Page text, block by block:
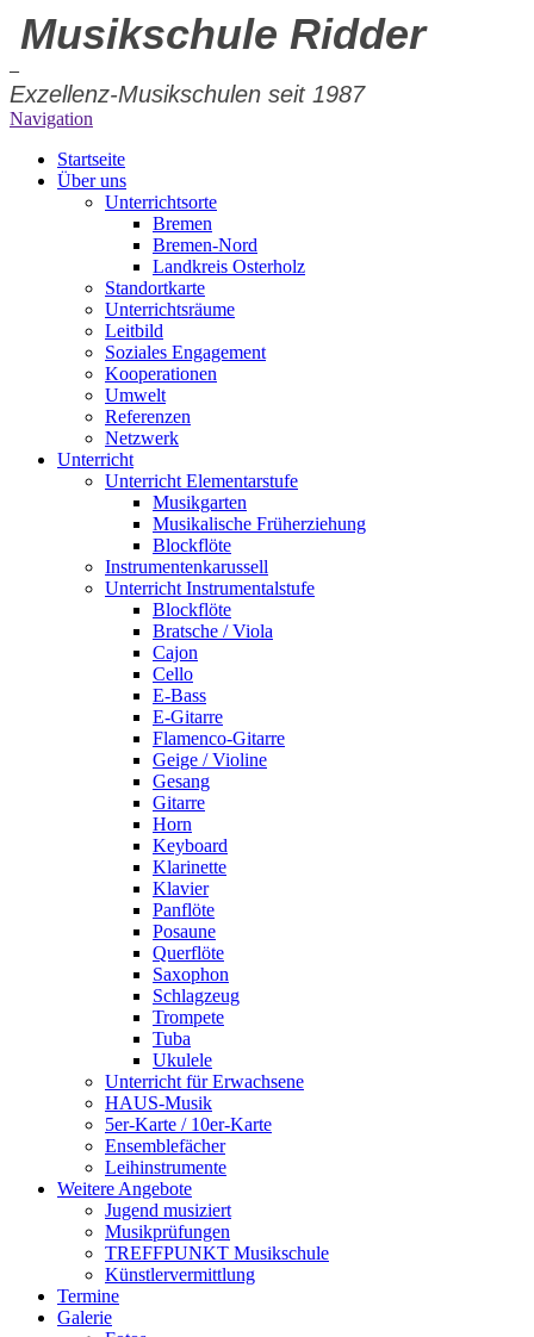
Musikschule Ridder
–
Exzellenz-Musikschulen seit 1987
Navigation
Startseite
Über uns
Unterrichtsorte
Bremen
Bremen-Nord
Landkreis Osterholz
Standortkarte
Unterrichtsräume
Leitbild
Soziales Engagement
Kooperationen
Umwelt
Referenzen
Netzwerk
Unterricht
Unterricht Elementarstufe
Musikgarten
Musikalische Früherziehung
Blockflöte
Instrumentenkarussell
Unterricht Instrumentalstufe
Blockflöte
Bratsche / Viola
Cajon
Cello
E-Bass
E-Gitarre
Flamenco-Gitarre
Geige / Violine
Gesang
Gitarre
Horn
Keyboard
Klarinette
Klavier
Panflöte
Posaune
Querflöte
Saxophon
Schlagzeug
Trompete
Tuba
Ukulele
Unterricht für Erwachsene
HAUS-Musik
5er-Karte / 10er-Karte
Ensemblefächer
Leihinstrumente
Weitere Angebote
Jugend musiziert
Musikprüfungen
TREFFPUNKT Musikschule
Künstlervermittlung
Termine
Galerie